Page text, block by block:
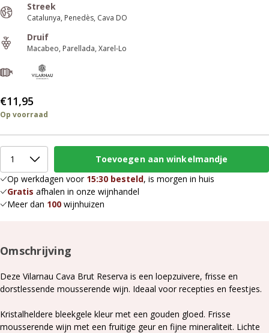
Streek
Catalunya Penedès Cava DO
Druif
Macabeo Parellada Xarel-Lo
€11,95
Op voorraad
Op werkdagen voor 15:30 besteld, is morgen in huis
Gratis afhalen in onze wijnhandel
Meer dan 100 wijnhuizen
Omschrijving
Deze Vilarnau Cava Brut Reserva is een loepzuivere, frisse en
dorstlessende mousserende wijn. Ideaal voor recepties en feestjes.
Kristalheldere bleekgele kleur met een gouden gloed. Frisse
mousserende wijn met een fruitige geur en fijne mineraliteit. Lichte